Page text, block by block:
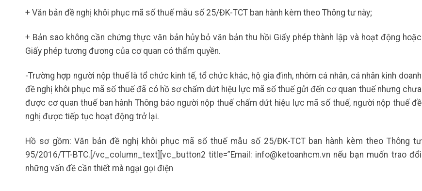
+ Văn bản đề nghị khôi phục mã số thuế mẫu số 25/ĐK-TCT ban hành kèm theo Thông tư này;
+ Bản sao không cần chứng thực văn bản hủy bỏ văn bản thu hồi Giấy phép thành lập và hoạt động hoặc
Giấy phép tương đương của cơ quan có thẩm quyền.
-Trường hợp người nộp thuế là tổ chức kinh tế, tổ chức khác, hộ gia đình, nhóm cá nhân, cá nhân kinh doanh
đề nghị khôi phục mã số thuế đã có hồ sơ chấm dứt hiệu lực mã số thuế gửi đến cơ quan thuế nhưng chưa
được cơ quan thuế ban hành Thông báo người nộp thuế chấm dứt hiệu lực mã số thuế, người nộp thuế đề
nghị được tiếp tục hoạt động trở lại.
Hồ sơ gồm: Văn bản đề nghị khôi phục mã số thuế mẫu số 25/ĐK-TCT ban hành kèm theo Thông tư
95/2016/TT-BTC.[/vc_column_text][vc_button2 title=”Email: info@ketoanhcm.vn nếu bạn muốn trao đổi
những vấn đề cần thiết mà ngại gọi điện